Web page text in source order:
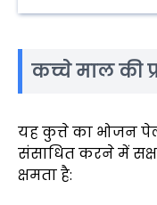
कच्चे माल की
यह कुत्ते का भोजन
संसाधित करने में
क्षमता है: